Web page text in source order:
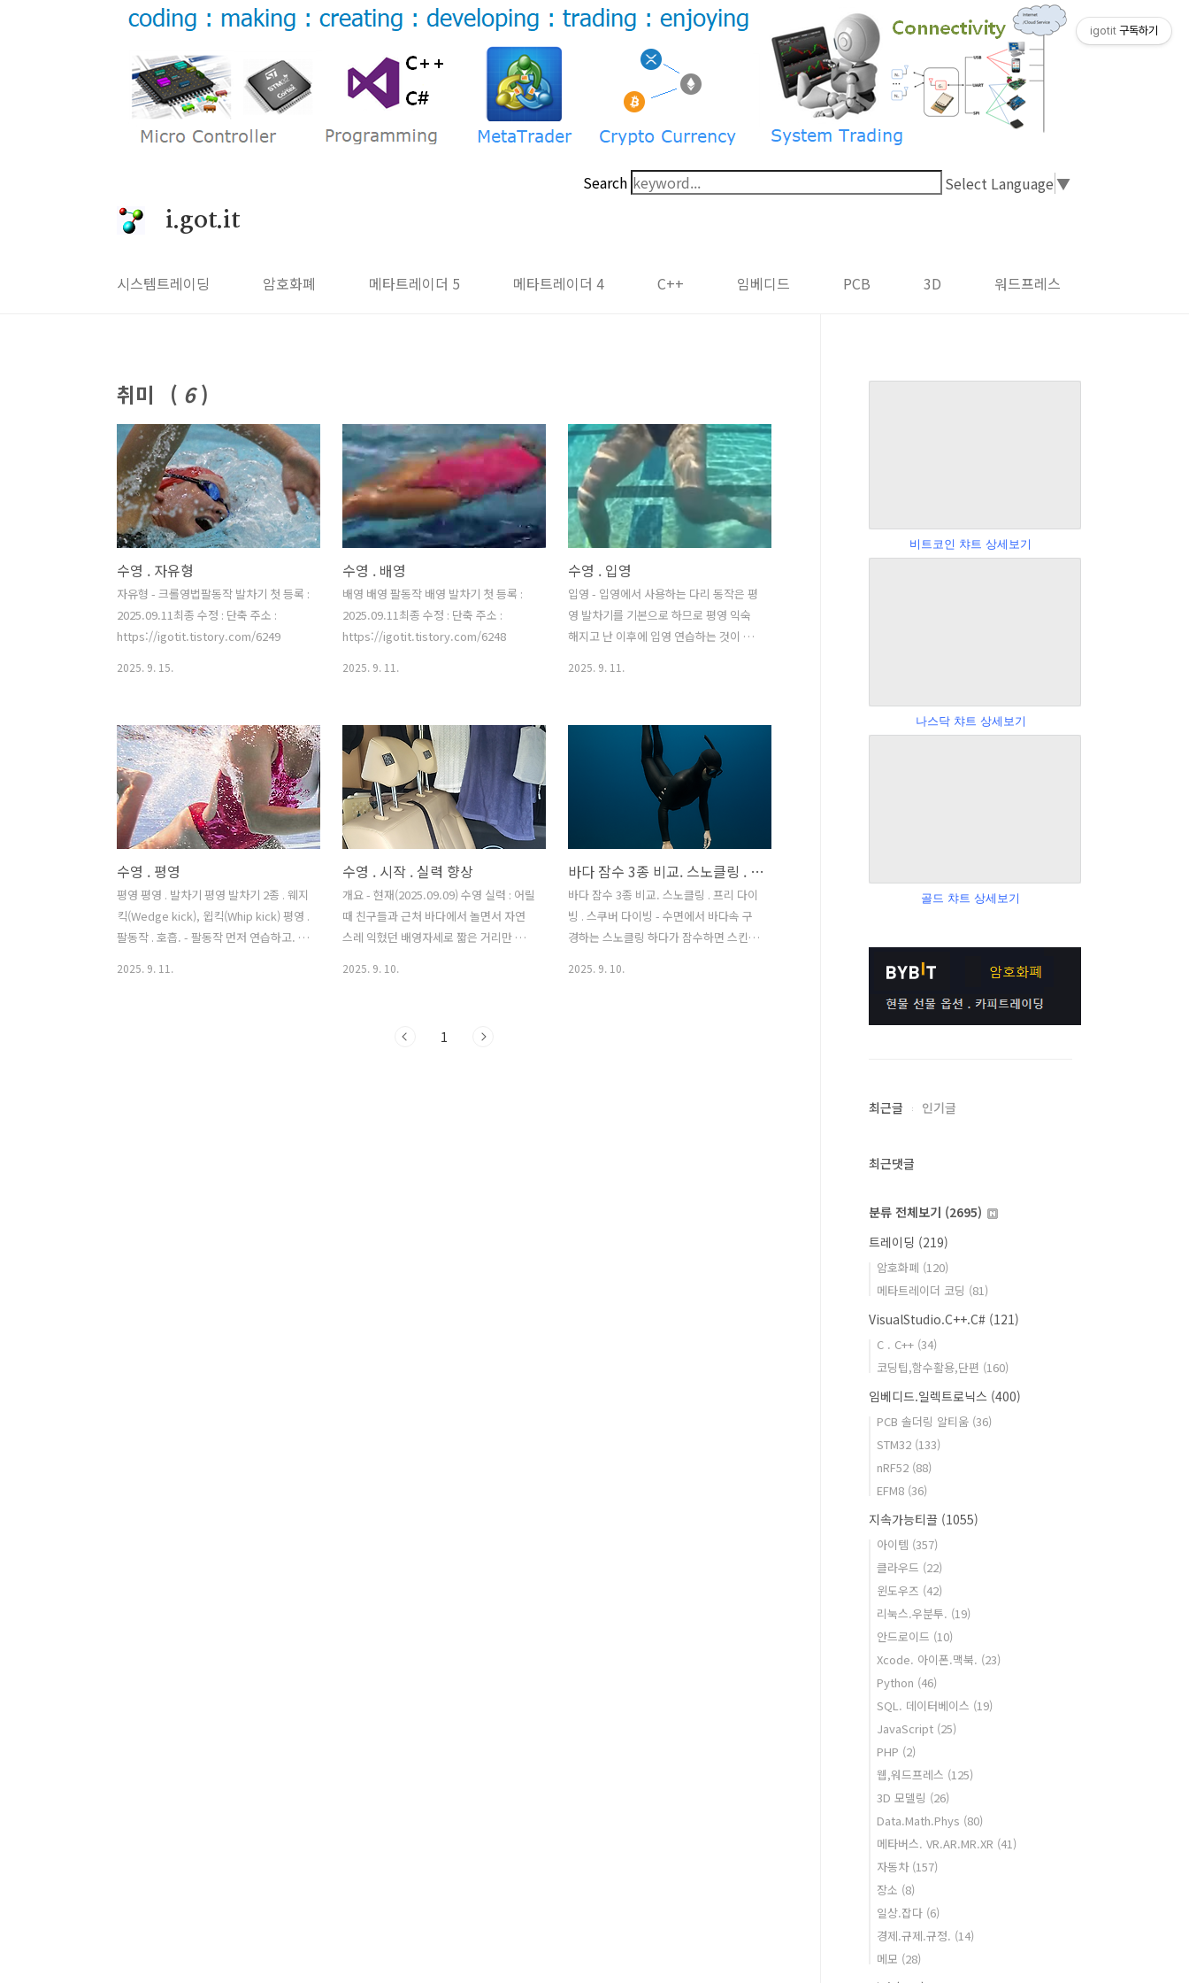
Search Select Language▼
i.got.it
시스템트레이딩 암호화폐 메타트레이더 5 메타트레이더 4 C++ 임베디드 PCB 3D 워드프레스
취미 ( 6)
수영 . 자유형
자유형 - 크롤영법팔동작 발차기 첫 등록 :
2025.09.11최종 수정 : 단축 주소 :
https://igotit.tistory.com/6249
2025. 9. 15.
수영 . 배영
배영 배영 팔동작 배영 발차기 첫 등록 :
2025.09.11최종 수정 : 단축 주소 :
https://igotit.tistory.com/6248
2025. 9. 11.
수영 . 입영
입영 - 입영에서 사용하는 다리 동작은 평
영 발차기를 기본으로 하므로 평영 익숙
해지고 난 이후에 입영 연습하는 것이 좋
향상개요 - 현재(2025.09.09) 수영 실력 :
어릴 때 친구들과 근처 바다에서 놀면서
자연스레 익혔던 배영자세로 짧은 거리만
가능. - 목표 : 실내 수영장에서 자유수영
(통상 50분 ) 주 3회 독학 연습 시작
(igotit.tistory.com 첫 등록 :
2025.09.11최종 수정 : 단축 주소 :
https://igotit.tistory.com/6247
2025. 9. 11.
수영 . 평영
평영 평영 . 발차기 평영 발차기 2종 . 웨지
킥(Wedge kick), 윕킥(Whip kick) 평영 .
팔동작 . 호흡. - 팔동작 먼저 연습하고. 앞
2025. 9. 11.
수영 . 시작 . 실력 향상
개요 - 현재(2025.09.09) 수영 실력 : 어릴
때 친구들과 근처 바다에서 놀면서 자연
스레 익혔던 배영자세로 짧은 거리만 가
프리다이빙 도전. 실내 수영 준비물 목욕
2025. 9. 10.
바다 잠수 3종 비교. 스노클링 . 프리 다이빙 . 스쿠버 다이빙
바다 잠수 3종 비교. 스노클링 . 프리 다이
빙 . 스쿠버 다이빙 - 수면에서 바다속 구
경하는 스노클링 하다가 잠수하면 스킨
2025. 9. 10.
1
비트코인 챠트 상세보기
나스닥 챠트 상세보기
골드 챠트 상세보기
최근글 인기글
최근댓글
분류 전체보기 (2695)
트레이딩 (219)
암호화폐 (120)
메타트레이더 코딩 (81)
VisualStudio.C++.C# (121)
C . C++ (34)
코딩팁,함수활용,단편 (160)
임베디드.일렉트로닉스 (400)
PCB 솔더링 알티움 (36)
STM32 (133)
nRF52 (88)
EFM8 (36)
지속가능티끌 (1055)
아이템 (357)
클라우드 (22)
윈도우즈 (42)
리눅스.우분투. (19)
안드로이드 (10)
Xcode. 아이폰.맥북. (23)
Python (46)
SQL. 데이터베이스 (19)
JavaScript (25)
PHP (2)
웹,워드프레스 (125)
3D 모델링 (26)
Data.Math.Phys (80)
메타버스. VR.AR.MR.XR (41)
자동차 (157)
장소 (8)
일상.잡다 (6)
경제.규제.규정. (14)
메모 (28)
igotit 구독하기